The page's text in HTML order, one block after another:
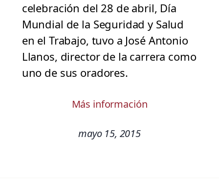
celebración del 28 de abril, Día
Mundial de la Seguridad y Salud
en el Trabajo, tuvo a José Antonio
Llanos, director de la carrera como
uno de sus oradores.
Más información
mayo 15, 2015